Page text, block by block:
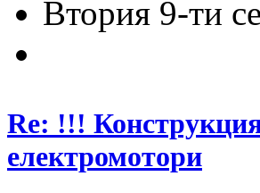
Втория 9-ти
Re: !!!
електромотори